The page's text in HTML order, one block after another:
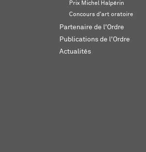
Prix Michel Halpérin
Concours d'art oratoire
Partenaire de l'Ordre
Publications de l'Ordre
Actualités